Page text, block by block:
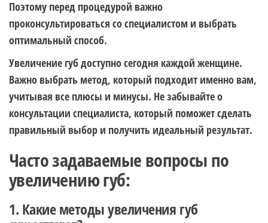
Поэтому перед процедурой важно
проконсультироваться со специалистом и выбрать
оптимальный способ.
Увеличение губ доступно сегодня каждой женщине.
Важно выбрать метод, который подходит именно вам,
учитывая все плюсы и минусы. Не забывайте о
консультации специалиста, который поможет сделать
правильный выбор и получить идеальный результат.
Часто задаваемые вопросы по
увеличению губ:
1. Какие методы увеличения губ